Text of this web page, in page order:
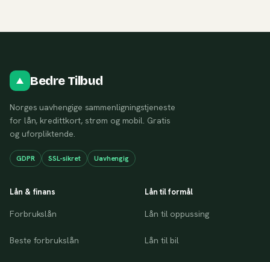
Bedre Tilbud
Norges uavhengige sammenligningstjeneste
for lån, kredittkort, strøm og mobil. Gratis
og uforpliktende.
GDPR SSL-sikret Uavhengig
Lån & finans
Forbrukslån
Beste forbrukslån
Lån til formål
Lån til oppussing
Lån til bil